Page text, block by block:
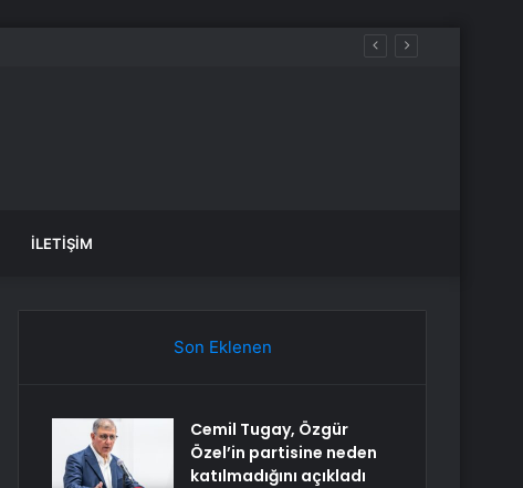
İLETIŞIM
Son Eklenen
Cemil Tugay, Özgür
Özel’in partisine neden
katılmadığını açıkladı